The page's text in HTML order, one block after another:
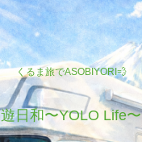
くるま旅でASOBIYORI💨
遊日和〜YOLO Life〜